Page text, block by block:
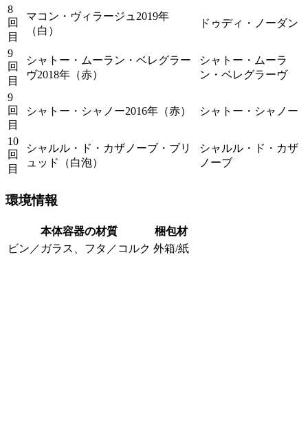
8
回
目
マコン・ヴィラージュ2019年
（白）
ドゥディ・ノーダン
9
回
目
シャトー・ムーラン・ベレグラー
ヴ2018年（赤）
シャトー・ムーラ
ン・ベレグラーヴ
9
回
目
シャトー・シャノー2016年（赤） シャトー・シャノー
10
回
目
シャルル・ド・カザノーブ・ブリ
ュッド（白泡）
シャルル・ド・カザ
ノーブ
環境情報
本体容器の材質
梱包材
ビン／ガラス、フタ／コルク 外箱/紙